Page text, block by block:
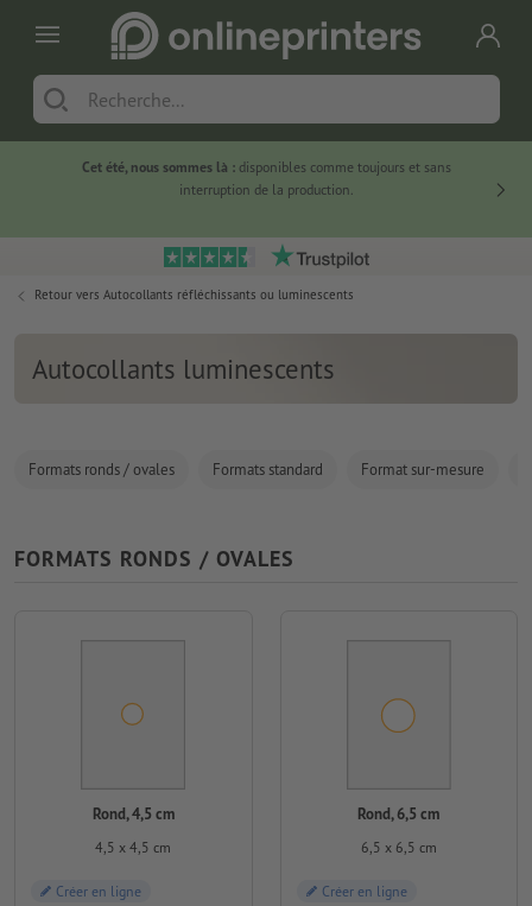
Cet été, nous sommes là :disponibles comme toujours et sans
interruption de la production.
Retour vers Autocollants réfléchissants ou luminescents
Autocollants luminescents
Formats ronds / ovales Formats standard Format sur-mesure
FORMATS RONDS / OVALES
Rond, 4,5 cm
4,5 x 4,5 cm
Créer en ligne
Rond, 6,5 cm
6,5 x 6,5 cm
Créer en ligne